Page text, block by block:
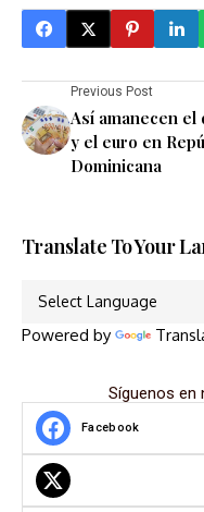
Previous Post
Así amanecen el
y el euro en
Dominicana
Translate To Your
Powered by
Síguenos en
Facebook